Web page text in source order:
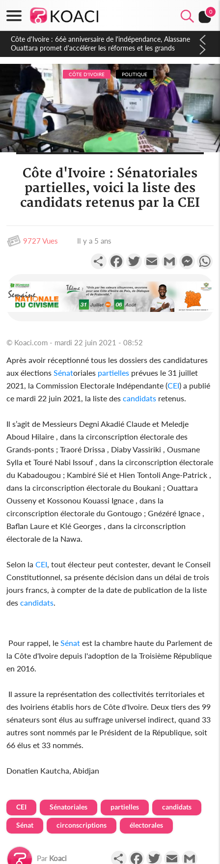
0
Côte d'Ivoire : À Abidjan, Amadou Oury Bah admire le modèle
ivoirien et veut s'en inspirer pour accélérer le développement
de la Guinée
CÔTE D'IVOIRE POLITIQUE
Côte d'Ivoire : Sénatoriales
partielles, voici la liste des
candidats retenus par la CEI
9727 Vues Il y a 5 ans
PartagerFacebookTwitterEmail Gmail
© Koaci.com - mardi 22 juin 2021 - 08:52
Après avoir réceptionné tous les dossiers des candidatures
aux électionsSénatoriales partielles prévues le 31 juillet
2021, la Commission Electorale Indépendante (CEI) a publié
ce mardi 22 juin 2021, la liste descandidats retenus.
Il s’agit de Messieurs Degni Akadié Claude et Meledje
Aboud Hilaire , dans la circonscription électorale des
Grands-ponts ; Traoré Drissa , Diaby Vassiriki , Ousmane
Sylla et Touré Nabi Issouf , dans la circonscription électorale
du Kabadougou ; Kambiré Sié et Hien Tontoli Ange-Patrick ,
dans la circonscription électorale du Boukani ; Ouattara
Ousseny et Kossonou Kouassi Ignace , dans la
circonscription électorale du Gontougo ; Gnézéré Ignace ,
Baflan Laure et Klé Georges , dans la circonscription
électorale de la Nawa.
Selon laCEI, tout électeur peut contester, devant le Conseil
Constitutionnel, sa présente décision dans un délai de trois
jours francs, à compter de la date de publication de la liste
descandidats.
Pour rappel, leSénat est la chambre haute du Parlement de
la Côte d'Ivoire depuis l'adoption de la Troisième République
en 2016.
Il assure la représentation des collectivités territoriales et
des Ivoiriens établis hors de Côte d'Ivoire. Deux tiers des 99
sénateurs sont élus au suffrage universel indirect, quand 33
autres sont nommés par le Président de la République, soit
66 élus et 33 nommés.
Donatien Kautcha, Abidjan
CEI Sénatoriales partielles candidats
Sénat circonscriptions électorales
Par Koaci PartagerFacebookTwitterEmail